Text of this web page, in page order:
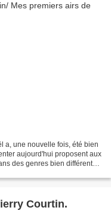
a, une nouvelle fois, été bien
aujourd'hui proposent aux
des genres bien différents.
Courtin.